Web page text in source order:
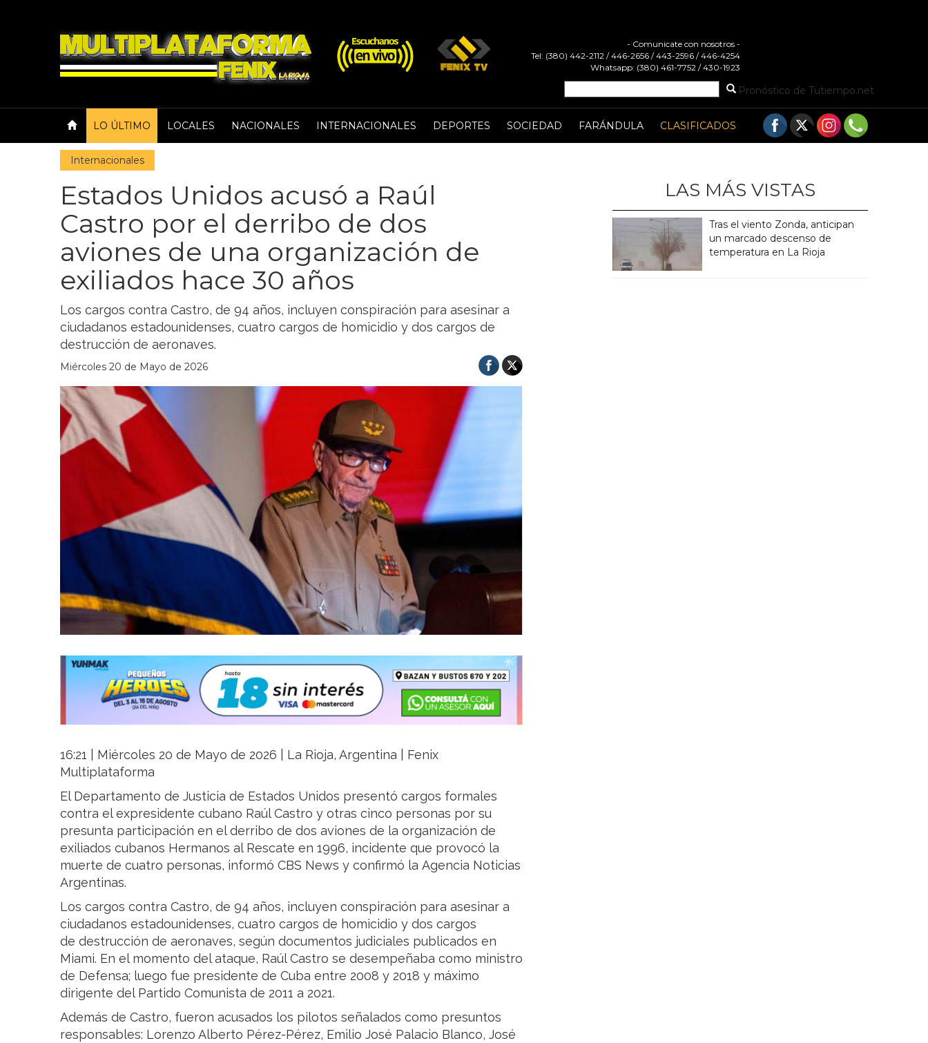
- Comunicate con nosotros -
Tel: (380) 442-2112 / 446-2656 / 443-2596 / 446-4254
Whatsapp: (380) 461-7752 / 430-1923
Pronóstico de Tutiempo.net
LO ÚLTIMO LOCALES NACIONALES INTERNACIONALES DEPORTES SOCIEDAD FARÁNDULA CLASIFICADOS
Internacionales
Estados Unidos acusó a Raúl
Castro por el derribo de dos
aviones de una organización de
exiliados hace 30 años
Los cargos contra Castro, de 94 años, incluyen conspiración para asesinar a
ciudadanos estadounidenses, cuatro cargos de homicidio y dos cargos de
destrucción de aeronaves.
Miércoles 20 de Mayo de 2026
16:21 | Miércoles 20 de Mayo de 2026 | La Rioja, Argentina | Fenix
Multiplataforma
El Departamento de Justicia de Estados Unidos presentó cargos formales
contra el expresidente cubano Raúl Castro y otras cinco personas por su
presunta participación en el derribo de dos aviones de la organización de
exiliados cubanos Hermanos al Rescate en 1996, incidente que provocó la
muerte de cuatro personas, informó CBS News y confirmó la Agencia Noticias
Argentinas.
Los cargos contra Castro, de 94 años, incluyen conspiración para asesinar a
ciudadanos estadounidenses, cuatro cargos de homicidio y dos cargos
de destrucción de aeronaves, según documentos judiciales publicados en
Miami. En el momento del ataque, Raúl Castro se desempeñaba como ministro
de Defensa; luego fue presidente de Cuba entre 2008 y 2018 y máximo
dirigente del Partido Comunista de 2011 a 2021.
Además de Castro, fueron acusados los pilotos señalados como presuntos
responsables: Lorenzo Alberto Pérez-Pérez, Emilio José Palacio Blanco, José
LAS MÁS VISTAS
Tras el viento Zonda, anticipan
un marcado descenso de
temperatura en La Rioja